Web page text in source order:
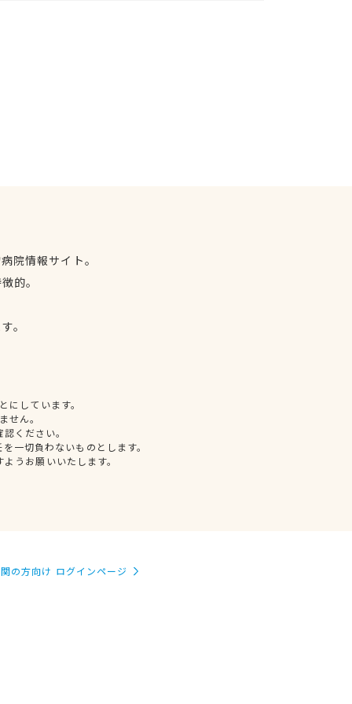
院情報サイト。
的。
。
しています。
せん。
ください。
一切負わないものとします。
うお願いいたします。
の方向け ログインページ